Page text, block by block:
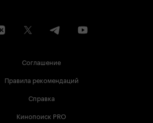
Соглашение
Правила рекомендаций
Справка
Кинопоиск PRO